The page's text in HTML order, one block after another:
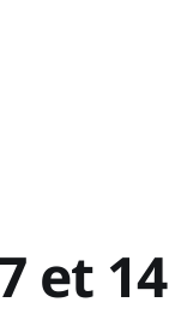
et 14